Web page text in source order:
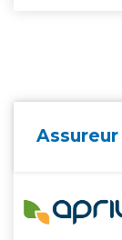
Assureur